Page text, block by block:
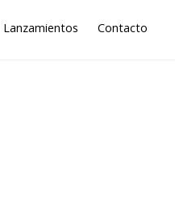
Lanzamientos Contacto